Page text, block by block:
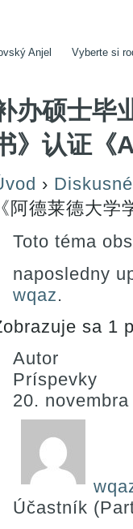
Anjel Vyberte si
办硕士毕
》认证《
›
《阿德莱德大
Toto téma
naposledny
wqaz.
sa 1
Autor
Príspevky
20.
Účastník